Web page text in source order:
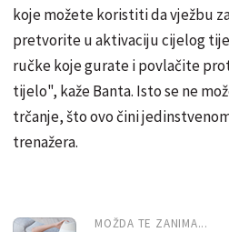
koje možete koristiti da vježbu
pretvorite u aktivaciju cijelog
ručke koje gurate i povlačite
tijelo", kaže Banta. Isto se ne
trčanje, što ovo čini
trenažera.
MOŽDA TE ZANIMA...